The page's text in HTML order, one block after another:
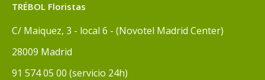
TRÉBOL Floristas
C/ Maiquez, 3 - local 6 - (Novotel Madrid Center)
28009 Madrid
91 574 05 00 (servicio 24h)